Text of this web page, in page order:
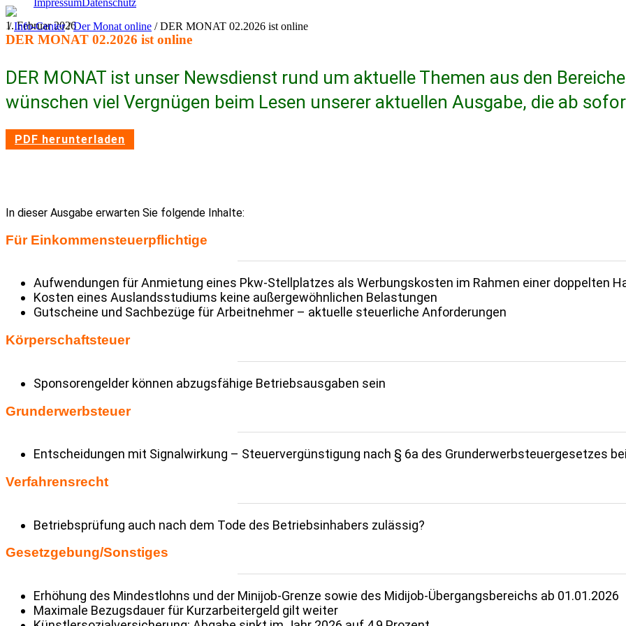
Impressum Datenschutz
/Info-Center/Der Monat online /DER MONAT 02.2026 ist online
1. Februar 2026
DER MONAT 02.2026 ist online
DER MONAT ist unser News­dienst rund um aktu­elle Themen aus den
wünschen viel Vergnügen beim Lesen unserer aktu­ellen Ausgabe, die ab
PDF herun­ter­laden
In dieser Ausgabe erwarten Sie folgende Inhalte:
Für Einkom­men­steu­er­pflich­tige
Aufwen­dungen für Anmie­tung eines Pkw-Stell­platzes als Werbungs­kosten im Rahmen einer doppelten
Kosten eines Auslands­stu­diums keine außer­ge­wöhn­li­chen Belas­tungen
Gutscheine und Sach­be­züge für Arbeit­nehmer – aktu­elle steu­er­liche Anfor­de­rungen
Körper­schaft­steuer
Spon­so­ren­gelder können abzugs­fä­hige Betriebs­aus­gaben sein
Grund­er­werb­steuer
Entschei­dungen mit Signal­wir­kung – Steu­er­ver­güns­ti­gung nach § 6a des Grund­er­werb­steu­er­ge­setzes
Verfah­rens­recht
Betriebs­prü­fung auch nach dem Tode des Betriebs­in­ha­bers zulässig?
Gesetz­ge­bung/Sons­tiges
Erhö­hung des Mindest­lohns und der Minijob-Grenze sowie des Midijob-Über­gangs­be­reichs ab 01.01.2026
Maxi­male Bezugs­dauer für Kurz­ar­bei­ter­geld gilt weiter